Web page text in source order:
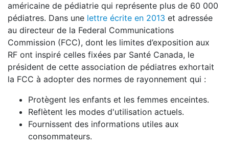
américaine de pédiatrie qui représente plus de 60 000
pédiatres. Dans une lettre écrite en 2013 et adressée
au directeur de la Federal Communications
Commission (FCC), dont les limites d’exposition aux
RF ont inspiré celles fixées par Santé Canada, le
président de cette association de pédiatres exhortait
la FCC à adopter des normes de rayonnement qui :
Protègent les enfants et les femmes enceintes.
Reflètent les modes d'utilisation actuels.
Fournissent des informations utiles aux
consommateurs.